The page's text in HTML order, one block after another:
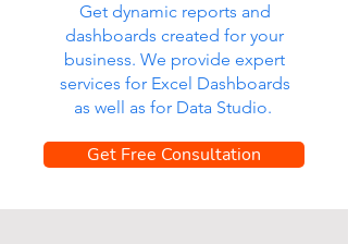
Get dynamic reports and
dashboards created for your
business. We provide expert
services for Excel Dashboards
as well as for Data Studio.
Get Free Consultation